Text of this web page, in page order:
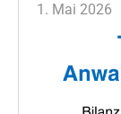
1. Mai 2026